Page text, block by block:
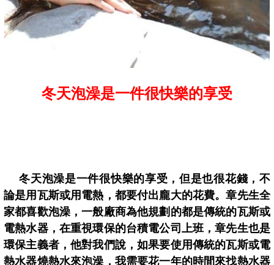
冬天泡澡是一件很快樂的享受
冬天泡澡是一件很快樂的享受，但是也很花錢，不
論是用瓦斯或用電熱，都要付出龐大的花費。章先生全
家都喜歡泡澡，一般廠商為他規劃的都是傳統的瓦斯或
電熱水器，在重視環保的台積電公司上班，章先生也是
環保主義者，他對我們說，如果要使用傳統的瓦斯或電
熱水器燒熱水來泡澡，我需要花一年的時間來找熱水器